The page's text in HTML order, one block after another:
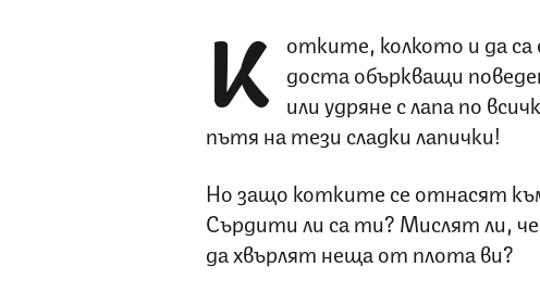
К отките, колкото и да са
доста объркващи
или удряне с лапа по
пътя на тези сладки лапички!
Но защо котките се отнасят
Сърдити ли са ти? Мислят ли,
да хвърлят неща от плота ви?